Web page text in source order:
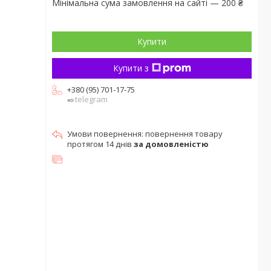
Мінімальна сума замовлення на сайті — 200 ₴
Купити
Купити з
+380 (95) 701-17-75
✒️telegram
повернення товару
протягом 14 днів за домовленістю